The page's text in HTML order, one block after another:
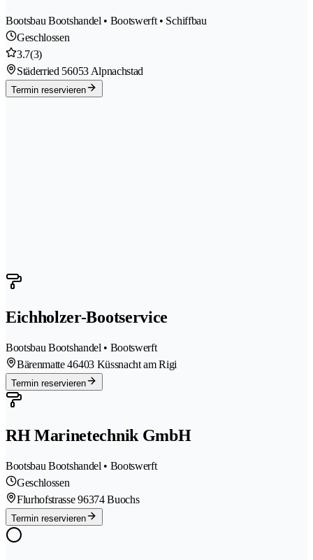
Bootsbau Bootshandel • Bootswerft • Schiffbau
Geschlossen
3.7(3)
Städerried 56053 Alpnachstad
Termin reservieren
Eichholzer-Bootservice
Bootsbau Bootshandel • Bootswerft
Bärenmatte 46403 Küssnacht am Rigi
Termin reservieren
RH Marinetechnik GmbH
Bootsbau Bootshandel • Bootswerft
Geschlossen
Flurhofstrasse 96374 Buochs
Termin reservieren